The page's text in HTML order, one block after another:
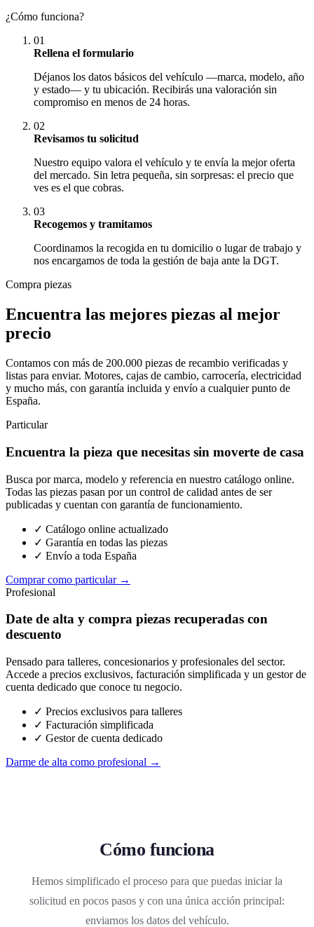
¿Cómo funciona?
01
Rellena el formulario
Déjanos los datos básicos del vehículo —marca, modelo, año
y estado— y tu ubicación. Recibirás una valoración sin
compromiso en menos de 24 horas.
02
Revisamos tu solicitud
Nuestro equipo valora el vehículo y te envía la mejor oferta
del mercado. Sin letra pequeña, sin sorpresas: el precio que
ves es el que cobras.
03
Recogemos y tramitamos
Coordinamos la recogida en tu domicilio o lugar de trabajo y
nos encargamos de toda la gestión de baja ante la DGT.
Compra piezas
Encuentra las mejores piezas al mejor
precio
Contamos con más de 200.000 piezas de recambio verificadas y
listas para enviar. Motores, cajas de cambio, carrocería, electricidad
y mucho más, con garantía incluida y envío a cualquier punto de
España.
Particular
Encuentra la pieza que necesitas sin moverte de casa
Busca por marca, modelo y referencia en nuestro catálogo online.
Todas las piezas pasan por un control de calidad antes de ser
publicadas y cuentan con garantía de funcionamiento.
✓ Catálogo online actualizado
✓ Garantía en todas las piezas
✓ Envío a toda España
Comprar como particular →
Profesional
Date de alta y compra piezas recuperadas con
descuento
Pensado para talleres, concesionarios y profesionales del sector.
Accede a precios exclusivos, facturación simplificada y un gestor de
cuenta dedicado que conoce tu negocio.
✓ Precios exclusivos para talleres
✓ Facturación simplificada
✓ Gestor de cuenta dedicado
Darme de alta como profesional →
Cómo funciona
Hemos simplificado el proceso para que puedas iniciar la
solicitud en pocos pasos y con una única acción principal:
enviarnos los datos del vehículo.